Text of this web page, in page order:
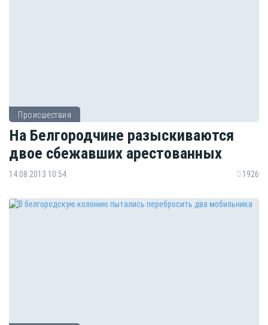
Происшествия
На Белгородчине разыскиваются
двое сбежавших арестованных
14.08.2013 10:54 1926